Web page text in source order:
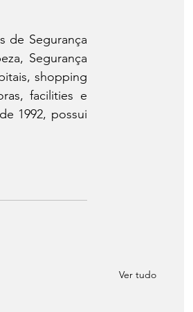
de Segurança
Segurança
shopping
facilities e
1992, possui
Ver tudo